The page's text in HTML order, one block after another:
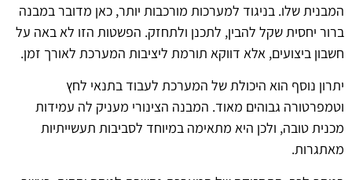
המבנית שלו. בניגוד למערכות מורכבות יותר, כאן מדובר במבנה
ברור יחסית שקל להבין, לתכנן ולתחזק. הפשטות הזו לא באה על
חשבון ביצועים, אלא דווקא תורמת ליציבות המערכת לאורך זמן.
יתרון נוסף הוא היכולת של המערכת לעבוד בתנאי לחץ
וטמפרטורה גבוהים מאוד. המבנה הצינורי מעניק לה עמידות
מכנית טובה, ולכן היא מתאימה במיוחד לסביבות תעשייתיות
מאתגרות.